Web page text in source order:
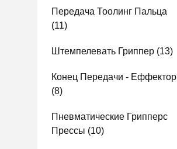
Передача Тоолинг Пальца
(11)
Штемпелевать Гриппер (13)
Конец Передачи - Еффектор
(8)
Пневматические Грипперс
Прессы (10)